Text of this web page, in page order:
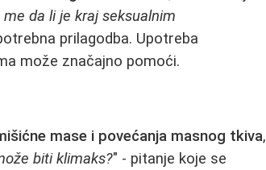
da li je kraj seksualnim
prilagodba. Upotreba
može značajno pomoći.
mase i povećanja masnog tkiva,
biti klimaks?" - pitanje koje se